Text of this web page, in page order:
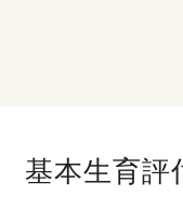
基本生育評